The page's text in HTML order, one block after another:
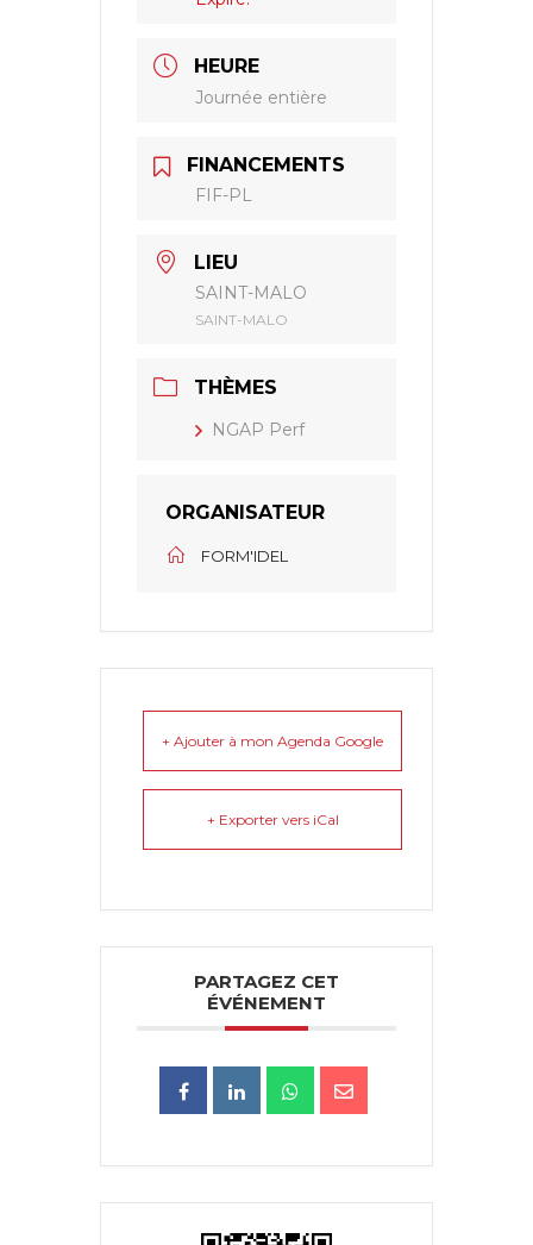
HEURE
Journée entière
FINANCEMENTS
FIF-PL
LIEU
SAINT-MALO
SAINT-MALO
THÈMES
NGAP Perf
ORGANISATEUR
FORM'IDEL
+ Ajouter à mon Agenda Google
+ Exporter vers iCal
PARTAGEZ CET
ÉVÉNEMENT